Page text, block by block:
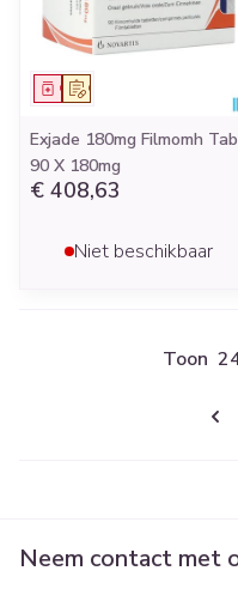
Op voorschrift
Geneesmiddel
Exjade 180mg Filmomh
90 X 180mg
€ 408,63
Niet beschikbaar
Toon
Neem contact met